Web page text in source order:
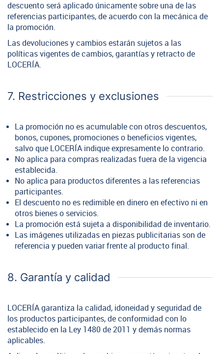
descuento será aplicado únicamente sobre una de las
referencias participantes, de acuerdo con la mecánica de
la promoción.
Las devoluciones y cambios estarán sujetos a las
políticas vigentes de cambios, garantías y retracto de
LOCERÍA.
7. Restricciones y exclusiones
La promoción no es acumulable con otros descuentos,
bonos, cupones, promociones o beneficios vigentes,
salvo que LOCERÍA indique expresamente lo contrario.
No aplica para compras realizadas fuera de la vigencia
establecida.
No aplica para productos diferentes a las referencias
participantes.
El descuento no es redimible en dinero en efectivo ni en
otros bienes o servicios.
La promoción está sujeta a disponibilidad de inventario.
Las imágenes utilizadas en piezas publicitarias son de
referencia y pueden variar frente al producto final.
8. Garantía y calidad
LOCERÍA garantiza la calidad, idoneidad y seguridad de
los productos participantes, de conformidad con lo
establecido en la Ley 1480 de 2011 y demás normas
aplicables.